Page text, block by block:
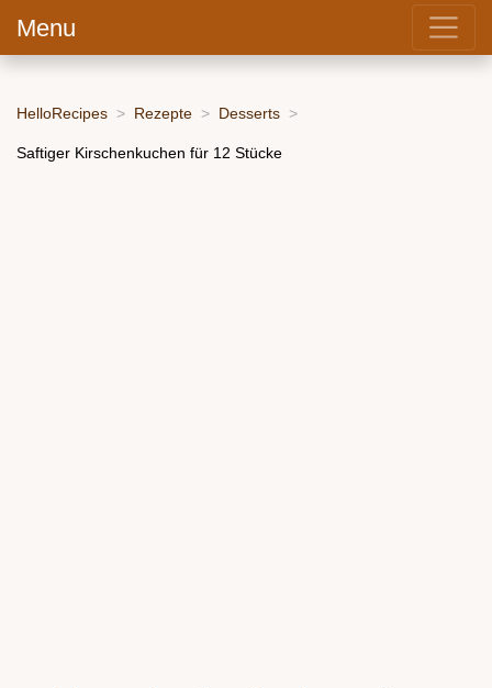
Menu
HelloRecipes Rezepte Desserts
Saftiger Kirschenkuchen für 12 Stücke